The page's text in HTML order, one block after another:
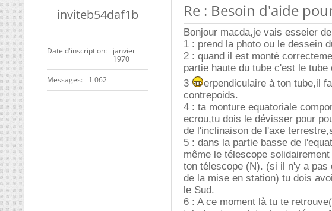
inviteb54daf1b
Date d'inscription
janvier
1970
Messages 1 062
Re : Besoin d'aide
Bonjour macda,je vais esseier
1 : prend la photo ou le dessein
2 : quand il est monté
partie haute du tube c'est le
3
erpendiculaire à ton tube,il
contrepoids.
4 : ta monture equatoriale
ecrou,tu dois le dévisser pour
de l'inclinaison de l'axe
5 : dans la partie basse de
même le télescope
ton télescope (N). (si il n'y a pas
de la mise en station) tu dois
le Sud.
6 : A ce moment là tu te